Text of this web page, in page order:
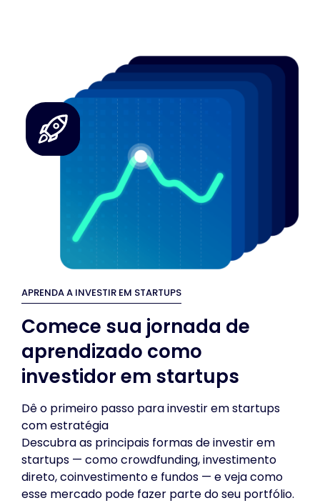
APRENDA A INVESTIR EM STARTUPS
Comece sua jornada de
aprendizado como
investidor em startups
Dê o primeiro passo para investir em startups
com estratégia
Descubra as principais formas de investir em
startups — como crowdfunding, investimento
direto, coinvestimento e fundos — e veja como
esse mercado pode fazer parte do seu portfólio.